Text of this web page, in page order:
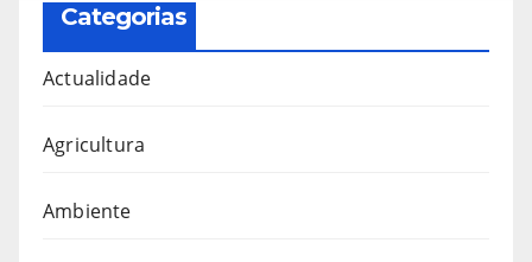
Categorias
Actualidade
Agricultura
Ambiente